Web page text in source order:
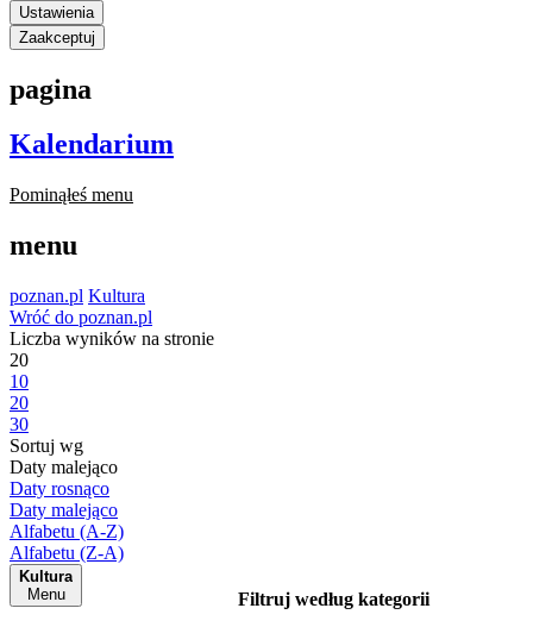
Ustawienia
Zaakceptuj
pagina
Kalendarium
Pominąłeś menu
menu
poznan.pl Kultura
Wróć do poznan.pl
Liczba wyników na stronie
20
10
20
30
Sortuj wg
Daty malejąco
Daty rosnąco
Daty malejąco
Alfabetu (A-Z)
Alfabetu (Z-A)
Kultura
Menu
Filtruj według kategorii